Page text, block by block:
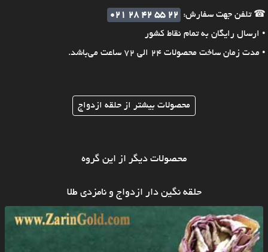
☎ تلفن جهت سفارش:
021 28 42 55 22
• ارسال رایگان به تمام نقاط کشور
• مدت زمان ساخت محصولات 24 الی 72 ساعت می‌باشد.
محصولات بیشتر از حلقه ازدواج
محصولات دیگر از این گروه
حلقه نگین دار ازدواج و نامزدی طلا